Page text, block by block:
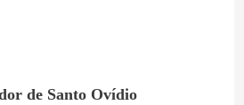
de Santo Ovídio